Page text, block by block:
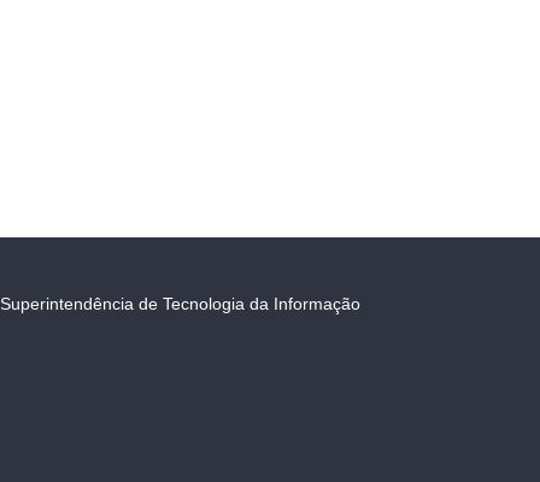
Superintendência de Tecnologia da Informação